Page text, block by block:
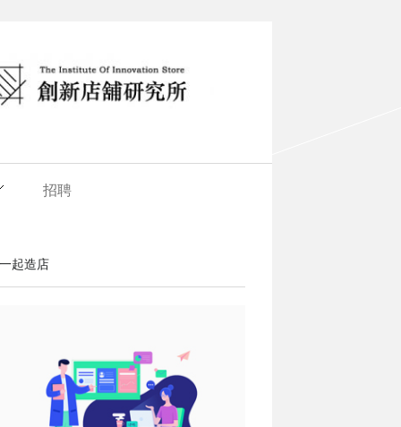
招聘
起造店